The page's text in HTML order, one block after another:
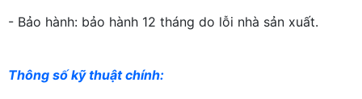
- Bảo hành: bảo hành 12 tháng do lỗi nhà sản xuất.
Thông số kỹ thuật chính: